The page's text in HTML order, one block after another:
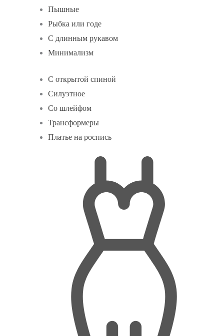
Пышные
Рыбка или годе
С длинным рукавом
Минимализм
С открытой спиной
Силуэтное
Со шлейфом
Трансформеры
Платье на роспись